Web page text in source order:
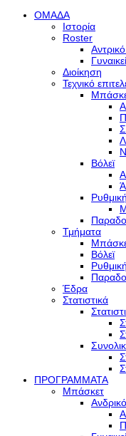
ΟΜΑΔΑ
Ιστορία
Roster
Διοίκηση
Τεχνικό
Βόλεϊ
Τμήματα
Βόλεϊ
Έδρα
Στατιστικά
ΠΡΟΓΡΑΜΜΑΤΑ
Μπάσκετ
Ανδρικό